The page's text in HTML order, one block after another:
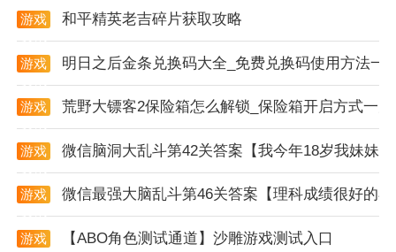
一系列的情感纠葛，逐渐发现他的真实面目。
3. 揭开真相：通过收集线索和观察细节，玩家最终将揭
开渣男男友的真实身份和目的。
4. 多种结局：根据玩家的选择和收集的线索，游戏将呈
现多种不同的结局，包括揭露渣男、重归于好、分手
等。
5. 反思与成长：游戏不仅是一场娱乐体验，更是一次对
现实情感问题的反思和成长机会。
游戏
和平精英老吉碎片获取攻略
游戏
明日之后金条兑换码大全_免费兑换码使用方法一
游戏
荒野大镖客2保险箱怎么解锁_保险箱开启方式一览
游戏
微信脑洞大乱斗第42关答案【我今年18岁我妹妹
游戏
微信最强大脑乱斗第46关答案【理科成绩很好的
游戏
【ABO角色测试通道】沙雕游戏测试入口